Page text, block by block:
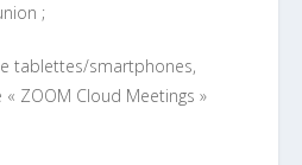
;
tablettes/smartphones,
ZOOM Cloud Meetings »